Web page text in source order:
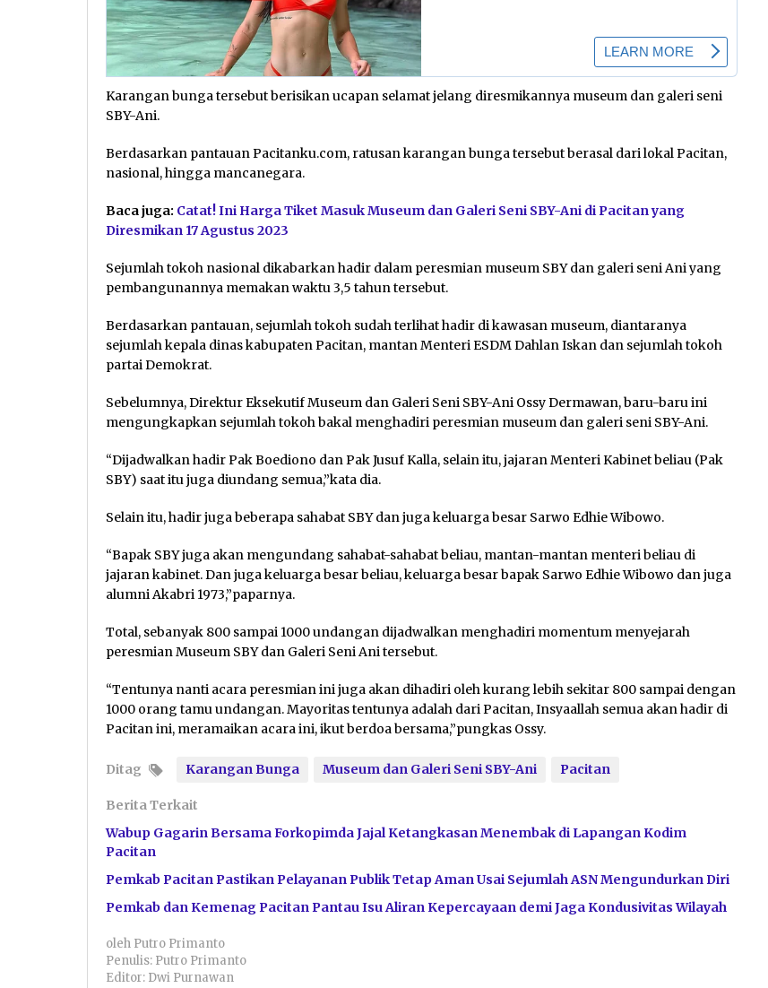
Karangan bunga tersebut berisikan ucapan selamat jelang diresmikannya museum dan galeri seni
SBY-Ani.
Berdasarkan pantauan Pacitanku.com, ratusan karangan bunga tersebut berasal dari lokal Pacitan,
nasional, hingga mancanegara.
Baca juga: Catat! Ini Harga Tiket Masuk Museum dan Galeri Seni SBY-Ani di Pacitan yang
Diresmikan 17 Agustus 2023
Sejumlah tokoh nasional dikabarkan hadir dalam peresmian museum SBY dan galeri seni Ani yang
pembangunannya memakan waktu 3,5 tahun tersebut.
Berdasarkan pantauan, sejumlah tokoh sudah terlihat hadir di kawasan museum, diantaranya
sejumlah kepala dinas kabupaten Pacitan, mantan Menteri ESDM Dahlan Iskan dan sejumlah tokoh
partai Demokrat.
Sebelumnya, Direktur Eksekutif Museum dan Galeri Seni SBY-Ani Ossy Dermawan, baru-baru ini
mengungkapkan sejumlah tokoh bakal menghadiri peresmian museum dan galeri seni SBY-Ani.
“Dijadwalkan hadir Pak Boediono dan Pak Jusuf Kalla, selain itu, jajaran Menteri Kabinet beliau (Pak
SBY) saat itu juga diundang semua,”kata dia.
Selain itu, hadir juga beberapa sahabat SBY dan juga keluarga besar Sarwo Edhie Wibowo.
“Bapak SBY juga akan mengundang sahabat-sahabat beliau, mantan-mantan menteri beliau di
jajaran kabinet. Dan juga keluarga besar beliau, keluarga besar bapak Sarwo Edhie Wibowo dan juga
alumni Akabri 1973,”paparnya.
Total, sebanyak 800 sampai 1000 undangan dijadwalkan menghadiri momentum menyejarah
peresmian Museum SBY dan Galeri Seni Ani tersebut.
“Tentunya nanti acara peresmian ini juga akan dihadiri oleh kurang lebih sekitar 800 sampai dengan
1000 orang tamu undangan. Mayoritas tentunya adalah dari Pacitan, Insyaallah semua akan hadir di
Pacitan ini, meramaikan acara ini, ikut berdoa bersama,”pungkas Ossy.
Ditag Karangan Bunga Museum dan Galeri Seni SBY-Ani Pacitan
Berita Terkait
Wabup Gagarin Bersama Forkopimda Jajal Ketangkasan Menembak di Lapangan Kodim
Pacitan
Pemkab Pacitan Pastikan Pelayanan Publik Tetap Aman Usai Sejumlah ASN Mengundurkan Diri
Pemkab dan Kemenag Pacitan Pantau Isu Aliran Kepercayaan demi Jaga Kondusivitas Wilayah
oleh Putro Primanto
Penulis: Putro Primanto
Editor: Dwi Purnawan